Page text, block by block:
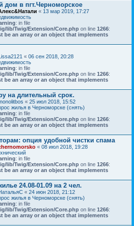
дом в пгт.Черноморское
« 13 мар 2019, 17:27
: in file
lib/Twig/Extension/Core.php on line 1266:
be an array or an object that implements
« 06 сен 2018, 20:28
: in file
lib/Twig/Extension/Core.php on line 1266:
be an array or an object that implements
на длительный срок.
« 25 июл 2018, 15:52
жилья в Черноморске (снять)
: in file
lib/Twig/Extension/Core.php on line 1266:
be an array or an object that implements
опция удобной чистки спама
« 08 июл 2018, 19:28
: in file
lib/Twig/Extension/Core.php on line 1266:
be an array or an object that implements
24.08-01.09 на 2 чел.
« 24 июн 2018, 21:12
жилья в Черноморске (снять)
: in file
lib/Twig/Extension/Core.php on line 1266:
be an array or an object that implements